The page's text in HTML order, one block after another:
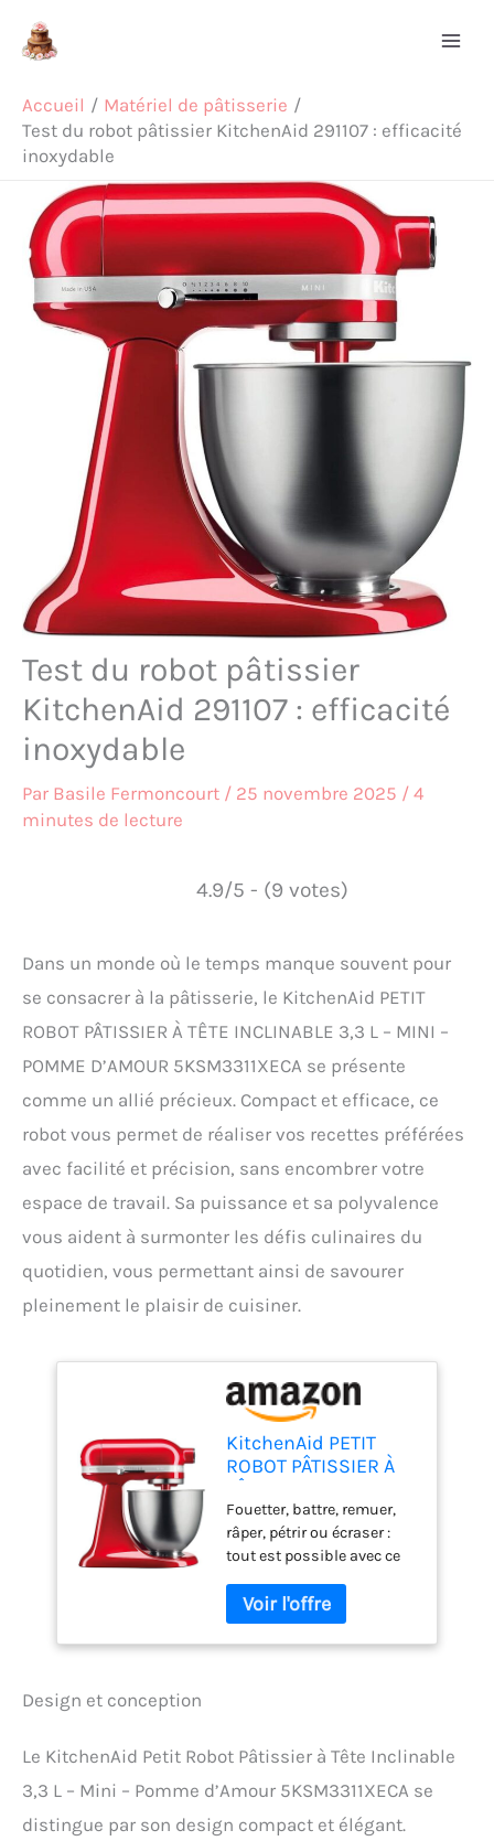
Accueil
Matériel de pâtisserie
Test du robot pâtissier KitchenAid 291107 : efficacité
inoxydable
Test du robot pâtissier
KitchenAid 291107 : efficacité
inoxydable
Par Basile Fermoncourt / 25 novembre 2025 / 4
minutes de lecture
4.9/5 - (9 votes)
Dans un monde où le temps manque souvent pour
se consacrer à la pâtisserie, le KitchenAid PETIT
ROBOT PÂTISSIER À TÊTE INCLINABLE 3,3 L – MINI –
POMME D’AMOUR 5KSM3311XECA se présente
comme un allié précieux. Compact et efficace, ce
robot vous permet de réaliser vos recettes préférées
avec facilité et précision, sans encombrer votre
espace de travail. Sa puissance et sa polyvalence
vous aident à surmonter les défis culinaires du
quotidien, vous permettant ainsi de savourer
pleinement le plaisir de cuisiner.
KitchenAid PETIT
ROBOT PÂTISSIER À
L - MINI - POMME
D'AMOUR
5KSM3311XECA
Fouetter, battre, remuer,
râper, pétrir ou écraser :
tout est possible avec ce
Design et conception
Le KitchenAid Petit Robot Pâtissier à Tête Inclinable
3,3 L – Mini – Pomme d’Amour 5KSM3311XECA se
distingue par son design compact et élégant.
Rechercher